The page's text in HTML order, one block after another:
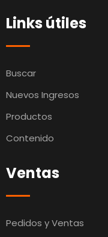
Links útiles
Buscar
Nuevos Ingresos
Productos
Contenido
Ventas
Pedidos y Ventas